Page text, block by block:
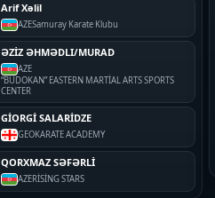
Arif Xəlil
AZESamuray Karate Klubu
ƏZİZ ƏHMƏDLI/MURAD
AZE
“BUDOKAN” EASTERN MARTİAL ARTS SPORTS
CENTER
GİORGİ SALARİDZE
GEOKARATE ACADEMY
QORXMAZ SƏFƏRLİ
AZERİSİNG STARS